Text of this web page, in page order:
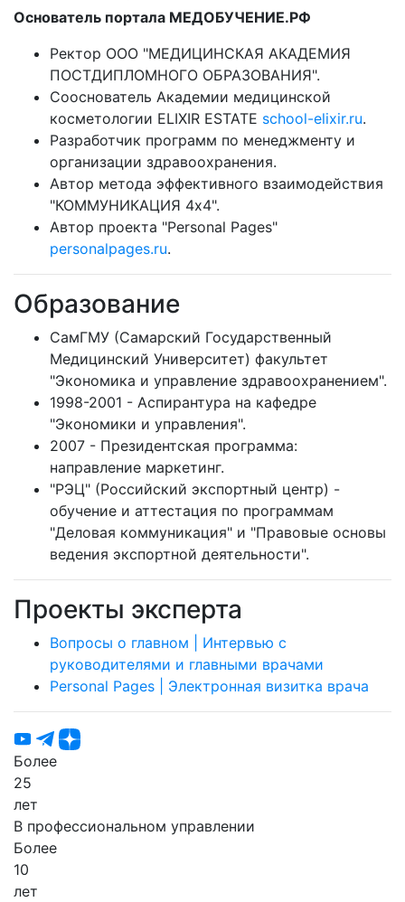
Основатель портала МЕДОБУЧЕНИЕ.РФ
Ректор ООО "МЕДИЦИНСКАЯ АКАДЕМИЯ
ПОСТДИПЛОМНОГО ОБРАЗОВАНИЯ".
Сооснователь Академии медицинской
косметологии ELIXIR ESTATE school-elixir.ru.
Разработчик программ по менеджменту и
организации здравоохранения.
Автор метода эффективного взаимодействия
"КОММУНИКАЦИЯ 4х4".
Автор проекта "Personal Pages"
personalpages.ru.
Образование
СамГМУ (Самарский Государственный
Медицинский Университет) факультет
"Экономика и управление здравоохранением".
1998-2001 - Аспирантура на кафедре
"Экономики и управления".
2007 - Президентская программа:
направление маркетинг.
"РЭЦ" (Российский экспортный центр) -
обучение и аттестация по программам
"Деловая коммуникация" и "Правовые основы
ведения экспортной деятельности".
Проекты эксперта
Вопросы о главном | Интервью с
руководителями и главными врачами
Personal Pages | Электронная визитка врача
Более
25
лет
В профессиональном управлении
Более
10
лет